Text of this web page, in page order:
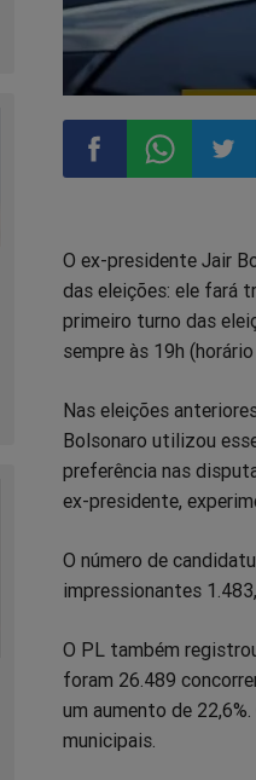
no
Facebook
no
Whatsapp
no
O ex-presidente Jair
das eleições: ele fará
primeiro turno das
sempre às 19h
Nas eleições
Bolsonaro utilizou
preferência nas
ex-presidente,
O número de
impressionantes
O PL também
foram 26.489
um aumento de
municipais.